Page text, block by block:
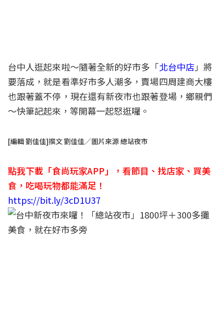
台中人逛起來啦～隨著全新的好市多「北台中店」將
要落成，就是看準好市多人潮多，賣場四周建商大樓
也跟著蓋不停，現在還有新夜市也跟著登場，鄉親們
～快筆記起來，等開幕一起怒逛囉。
[編輯 劉佳佳]撰文 劉佳佳／圖片來源 總站夜市
點我下載「食尚玩家APP」，看節目、找店家、買美
食，吃喝玩物都能滿足！
https://bit.ly/3cD1U37